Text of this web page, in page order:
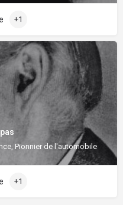
+1
Pionnier de l'automobile
+1